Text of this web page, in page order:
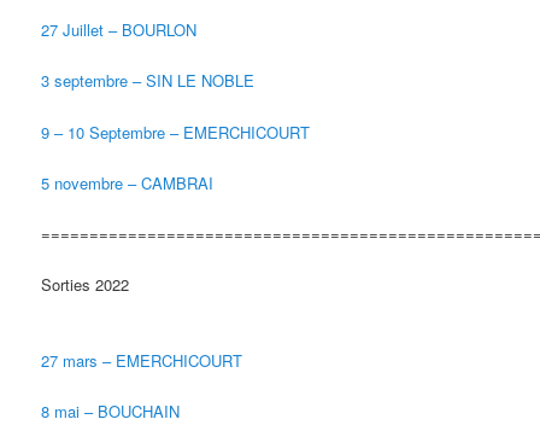
27 Juillet – BOURLON
3 septembre – SIN LE NOBLE
9 – 10 Septembre – EMERCHICOURT
5 novembre – CAMBRAI
Sorties 2022
27 mars – EMERCHICOURT
8 mai – BOUCHAIN